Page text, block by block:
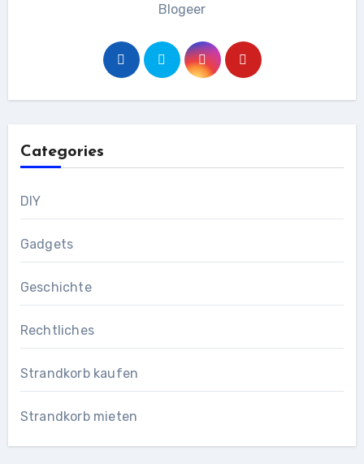
Blogeer
Categories
DIY
Gadgets
Geschichte
Rechtliches
Strandkorb kaufen
Strandkorb mieten